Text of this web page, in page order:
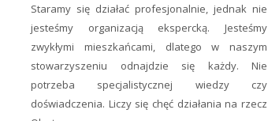
Staramy się działać profesjonalnie, jednak nie
jesteśmy organizacją ekspercką. Jesteśmy
zwykłymi mieszkańcami, dlatego w naszym
stowarzyszeniu odnajdzie się każdy. Nie
potrzeba specjalistycznej wiedzy czy
doświadczenia. Liczy się chęć działania na rzecz